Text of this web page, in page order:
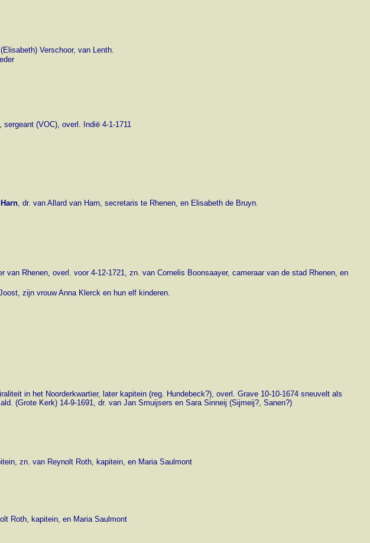
Verschoor, van Lenth.
(VOC), overl. Indië 4-1-1711
, dr. van Allard van Harn, secretaris te Rhenen, en Elisabeth de Bruyn.
Rhenen, overl. voor 4-12-1721, zn. van Cornelis Boonsaayer, cameraar van de stad Rhenen, en
zijn vrouw Anna Klerck en hun elf kinderen.
in het Noorderkwartier, later kapitein (reg. Hundebeck?), overl. Grave 10-10-1674 sneuvelt als
(Grote Kerk) 14-9-1691, dr. van Jan Smuijsers en Sara Sinneij (Sijmeij?, Sanen?)
zn. van Reynolt Roth, kapitein, en Maria Saulmont
Roth, kapitein, en Maria Saulmont